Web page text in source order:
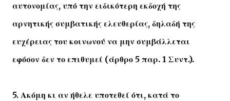
αυτονομίας, υπό την ειδικότερη εκδοχή της
αρνητικής συμβατικής ελευθερίας, δηλαδή της
ευχέρειας του κοινωνού να μην συμβάλλεται
εφόσον δεν το επιθυμεί (άρθρο 5 παρ. 1 Συντ.).
5. Ακόμη κι αν ήθελε υποτεθεί ότι, κατά το